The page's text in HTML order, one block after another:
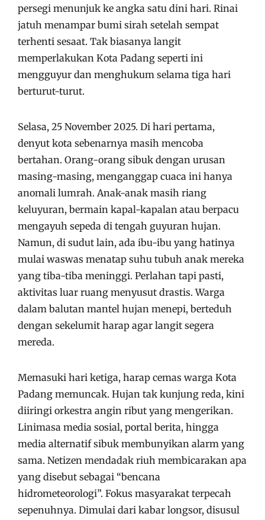
persegi menunjuk ke angka satu dini hari. Rinai
jatuh menampar bumi sirah setelah sempat
terhenti sesaat. Tak biasanya langit
memperlakukan Kota Padang seperti ini
mengguyur dan menghukum selama tiga hari
berturut-turut.
Selasa, 25 November 2025. Di hari pertama,
denyut kota sebenarnya masih mencoba
bertahan. Orang-orang sibuk dengan urusan
masing-masing, menganggap cuaca ini hanya
anomali lumrah. Anak-anak masih riang
keluyuran, bermain kapal-kapalan atau berpacu
mengayuh sepeda di tengah guyuran hujan.
Namun, di sudut lain, ada ibu-ibu yang hatinya
mulai waswas menatap suhu tubuh anak mereka
yang tiba-tiba meninggi. Perlahan tapi pasti,
aktivitas luar ruang menyusut drastis. Warga
dalam balutan mantel hujan menepi, berteduh
dengan sekelumit harap agar langit segera
mereda.
Memasuki hari ketiga, harap cemas warga Kota
Padang memuncak. Hujan tak kunjung reda, kini
diiringi orkestra angin ribut yang mengerikan.
Linimasa media sosial, portal berita, hingga
media alternatif sibuk membunyikan alarm yang
sama. Netizen mendadak riuh membicarakan apa
yang disebut sebagai “bencana
hidrometeorologi”. Fokus masyarakat terpecah
sepenuhnya. Dimulai dari kabar longsor, disusul